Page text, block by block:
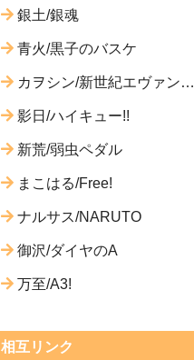
銀土/銀魂
青火/黒子のバスケ
カヲシン/新世紀エヴァンゲ
影日/ハイキュー!!
新荒/弱虫ペダル
まこはる/Free!
ナルサス/NARUTO
御沢/ダイヤのA
万至/A3!
相互リンク